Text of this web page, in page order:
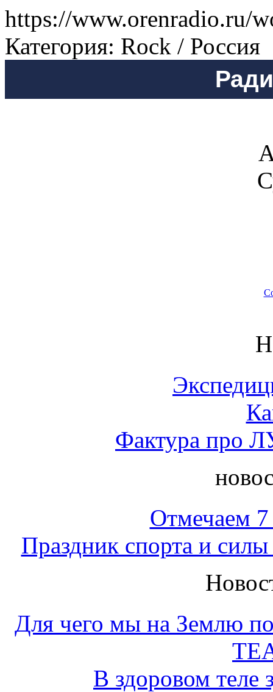
https://www.orenradio.ru/
Категория: Rock / Россия
Фактура про
Отмечаем 7
Праздник спорта и
Для чего мы на Землю
В здоровом теле